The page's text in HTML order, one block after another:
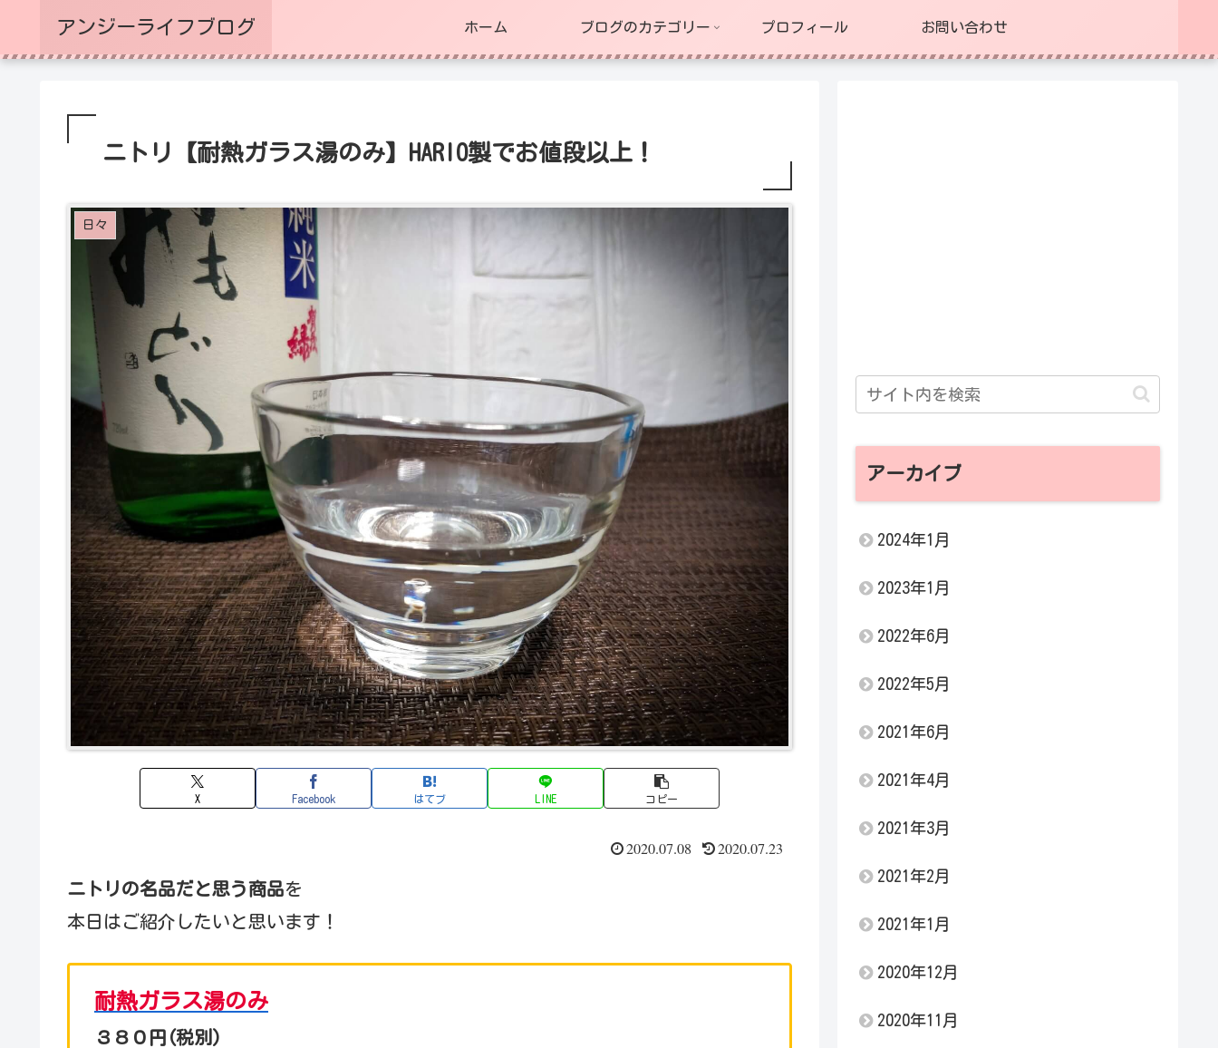
アンジーライフブログ ホーム ブログのカテゴリー プロフィール お問い合わせ
ニトリ【耐熱ガラス湯のみ】HARIO製でお値段以上！
日々
X Facebook はてブ LINE コピー
2020.07.08 2020.07.23
ニトリの名品だと思う商品を
本日はご紹介したいと思います！
耐熱ガラス湯のみ
３８０円(税別)
アーカイブ
2024年1月
2023年1月
2022年6月
2022年5月
2021年6月
2021年4月
2021年3月
2021年2月
2021年1月
2020年12月
2020年11月